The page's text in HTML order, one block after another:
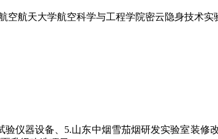
航天大学航空科学与工程学院密云隐身技术实
仪器设备、5.山东中烟雪茄烟研发实验室装修